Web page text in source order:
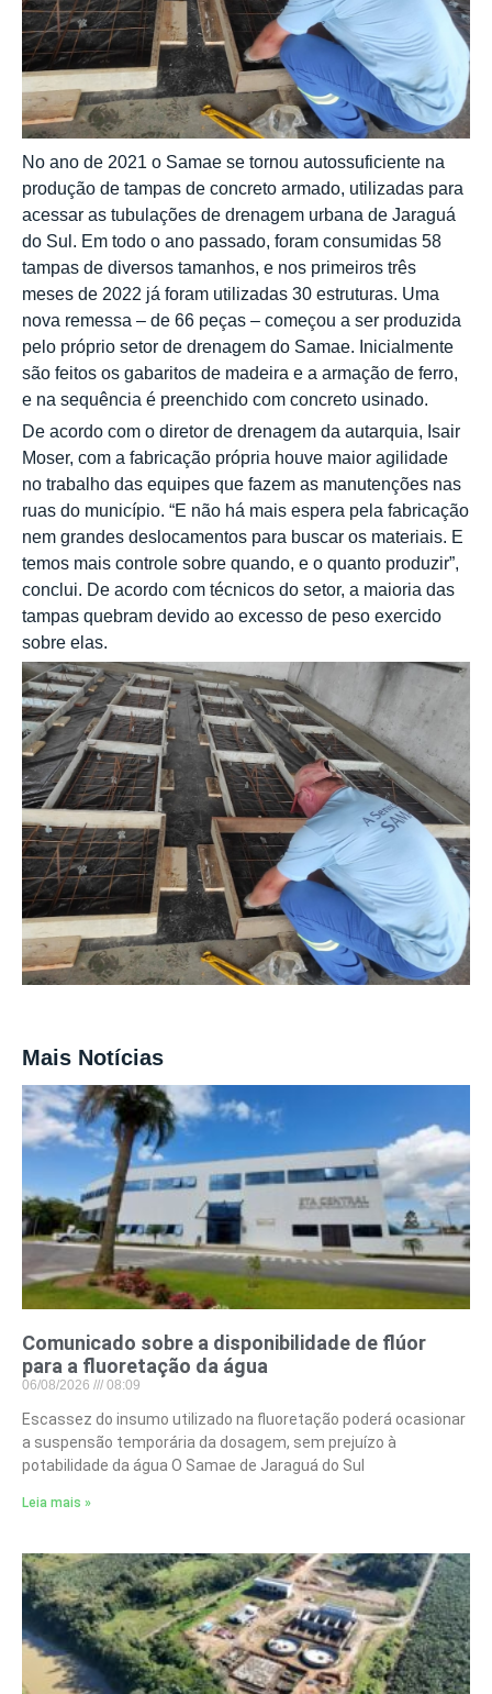
No ano de 2021 o Samae se tornou autossuficiente na
produção de tampas de concreto armado, utilizadas para
acessar as tubulações de drenagem urbana de Jaraguá
do Sul. Em todo o ano passado, foram consumidas 58
tampas de diversos tamanhos, e nos primeiros três
meses de 2022 já foram utilizadas 30 estruturas. Uma
nova remessa – de 66 peças – começou a ser produzida
pelo próprio setor de drenagem do Samae. Inicialmente
são feitos os gabaritos de madeira e a armação de ferro,
e na sequência é preenchido com concreto usinado.
De acordo com o diretor de drenagem da autarquia, Isair
Moser, com a fabricação própria houve maior agilidade
no trabalho das equipes que fazem as manutenções nas
ruas do município. “E não há mais espera pela fabricação
nem grandes deslocamentos para buscar os materiais. E
temos mais controle sobre quando, e o quanto produzir”,
conclui. De acordo com técnicos do setor, a maioria das
tampas quebram devido ao excesso de peso exercido
sobre elas.
Mais Notícias
Comunicado sobre a disponibilidade de flúor
para a fluoretação da água
06/08/2026 08:09
Escassez do insumo utilizado na fluoretação poderá ocasionar
a suspensão temporária da dosagem, sem prejuízo à
potabilidade da água O Samae de Jaraguá do Sul
Leia mais »